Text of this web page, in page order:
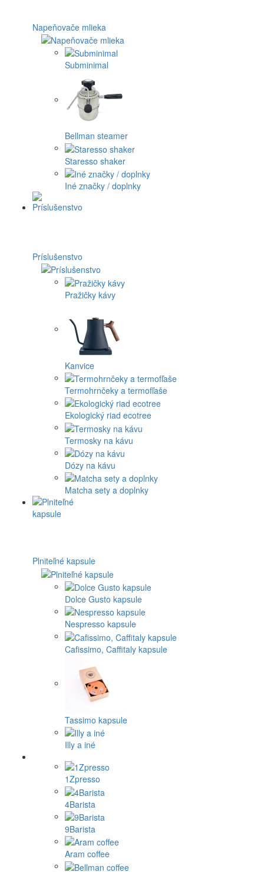
Napeňovače mlieka
Subminimal
Bellman steamer
Staresso shaker
Iné značky / doplnky
Príslušenstvo
Pražičky kávy
Kanvice
Termohrnčeky a termofľaše
Ekologický riad ecotree
Termosky na kávu
Dózy na kávu
Matcha sety a doplnky
Plniteľné kapsule
Dolce Gusto kapsule
Nespresso kapsule
Cafissimo, Caffitaly kapsule
Tassimo kapsule
Illy a iné
1Zpresso
4Barista
9Barista
Aram coffee